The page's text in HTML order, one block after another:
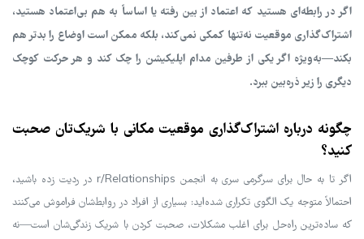
اگر در رابطه‌ای هستید که اعتماد از بین رفته یا اساساً به هم بی‌اعتماد هستید،
اشتراک‌گذاری موقعیت نه‌تنها کمکی نمی‌کند، بلکه ممکن است اوضاع را بدتر هم
بکند—به‌ویژه اگر یکی از طرفین مدام اپلیکیشن را چک کند و هر حرکت کوچک
دیگری را زیر ذره‌بین ببرد.
چگونه درباره اشتراک‌گذاری موقعیت مکانی با شریک‌تان صحبت
کنید؟
اگر تا به حال برای سرگرمی سری به انجمن r/Relationships در ردیت زده باشید،
احتمالاً متوجه یک الگوی تکراری شده‌اید: بسیاری از افراد در روابط‌شان فراموش می‌کنند
که ساده‌ترین راه‌حل برای اغلب مشکلات، صحبت کردن با شریک زندگی‌شان است—نه